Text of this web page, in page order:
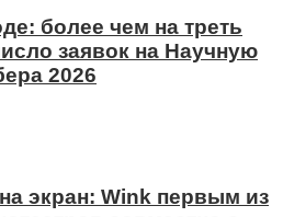
более чем на треть
заявок на Научную
2026
экран: Wink первым из